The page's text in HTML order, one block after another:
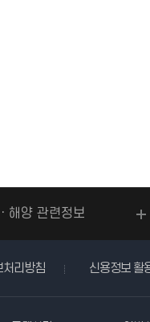
해양 관련정보
처리방침 신용정보 활